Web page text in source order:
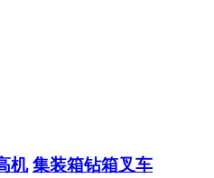
机 集装箱钻箱叉车